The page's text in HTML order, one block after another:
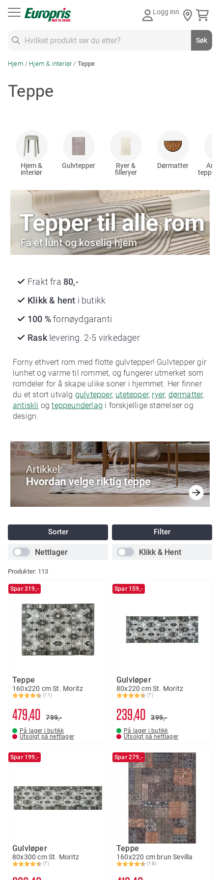
Logg inn
Søk
Hjem Hjem & interiør Teppe
Teppe
Hjem &
interiør
Gulvtepper
Ryer &
filleryer
Dørmatter
Frakt fra 80,-
Klikk & hent i butikk
100 %fornøydgaranti
Rasklevering. 2-5 virkedager
Forny ethvert rom med flotte gulvtepper! Gulvtepper gir
lunhet og varme til rommet, og fungerer utmerket som
romdeler for å skape ulike soner i hjemmet. Her finner
du et stort utvalg gulvtepper, utetepper, ryer, dørmatter,
antiskli ogteppeunderlag i forskjellige størrelser og
design.
Nettlager Klikk & Hent
Produkter: 113
Spar 319,-
Teppe
160x220 cm St. Moritz
Karakter:
(11)
4.7 av 5 mulige
47940 799,-
På lager i butikk
Utsolgt på nettlager
Spar 159,-
Gulvløper
80x220 cm St. Moritz
Karakter:
(7)
4.9 av 5 mulige
23940 399,-
På lager i butikk
Utsolgt på nettlager
Spar 199,-
Gulvløper
80x300 cm St. Moritz
Karakter:
(7)
4.4 av 5 mulige
Spar 279,-
Teppe
160x220 cm brun Sevilla
Karakter:
(19)
4.6 av 5 mulige
Filter
Sorter